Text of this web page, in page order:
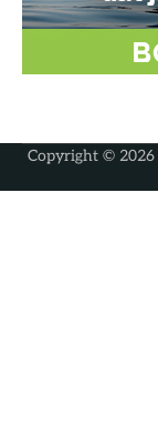
Copyright © 2026